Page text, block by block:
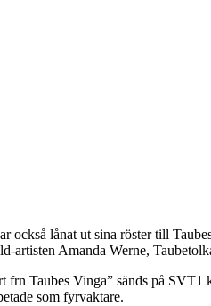
också lånat ut sina röster till
artisten Amanda Werne,
frn Taubes Vinga” sänds på
som fyrvaktare.